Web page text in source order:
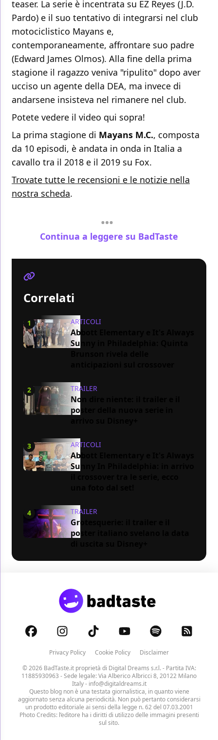
teaser. La serie è incentrata su EZ Reyes (J.D.
Pardo) e il suo tentativo di integrarsi nel club
motociclistico Mayans e,
contemporaneamente, affrontare suo padre
(Edward James Olmos). Alla fine della prima
stagione il ragazzo veniva "ripulito" dopo aver
ucciso un agente della DEA, ma invece di
andarsene insisteva nel rimanere nel club.
Potete vedere il video qui sopra!
La prima stagione di Mayans M.C., composta
da 10 episodi, è andata in onda in Italia a
cavallo tra il 2018 e il 2019 su Fox.
Trovate tutte le recensioni e le notizie nella
nostra scheda.
Continua a leggere su BadTaste
Correlati
1 ARTICOLI
Abbott Elementary e It's Always
Sunny in Philadelphia: Quinta
2 TRAILER
Non dire niente: il trailer e il
poster della nuova serie in
3 ARTICOLI
Abbott Elementary e It's Always
Sunny In Philadelphia: in arrivo
4 TRAILER
Grotesquerie: il trailer e il
poster italiano svelano la data
Privacy Policy Cookie Policy
Disclaimer
© 2026 BadTaste.it proprietà di Digital Dreams s.r.l.- Partita IVA:
11885930963 - Sede legale: Via Alberico Albricci 8, 20122 Milano
Italy - info@digitaldreams.it
Questo blog non è una testata giornalistica, in quanto viene
aggiornato senza alcuna periodicità. Non può pertanto considerarsi
un prodotto editoriale ai sensi della legge n. 62 del 07.03.2001
Photo Credits: l’editore ha i diritti di utilizzo delle immagini presenti
sul sito.